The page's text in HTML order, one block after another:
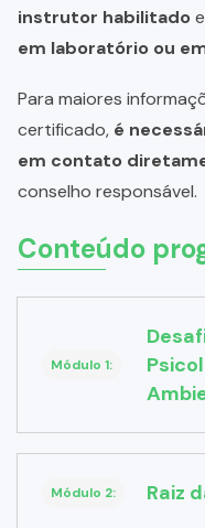
instrutor habilitadoe
em laboratório ou
Para maiores
certificado, é
em contato
conselho responsável.
Conteúdo
Módulo 1:
Módulo 2: Raiz